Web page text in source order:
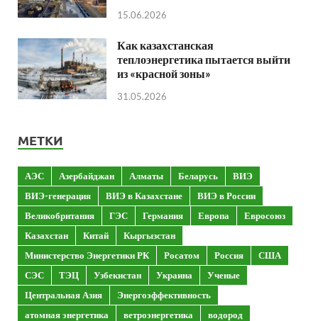
15.06.2026
Как казахстанская
теплоэнергетика пытается выйти
из «красной зоны»
31.05.2026
МЕТКИ
АЭС Азербайджан Алматы Беларусь
ВИЭ
ВИЭ-генерация
ВИЭ в Казахстане
ВИЭ в России
Великобритания
ГЭС Германия Европа
Евросоюз
Казахстан
Китай
Кыргызстан
Министерство Энергетики РК
Росатом Россия
США
СЭС
ТЭЦ Узбекистан Украина
Ученые
Центральная Азия
Энергоэффективность
атомная энергетика
ветроэнергетика
водород